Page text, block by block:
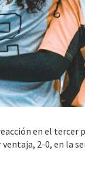
en el tercer
2-0, en la